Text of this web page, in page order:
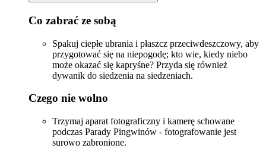
Co zabrać ze sobą
Spakuj ciepłe ubrania i płaszcz przeciwdeszczowy, aby
przygotować się na niepogodę; kto wie, kiedy niebo
może okazać się kapryśne? Przyda się również
dywanik do siedzenia na siedzeniach.
Czego nie wolno
Trzymaj aparat fotograficzny i kamerę schowane
podczas Parady Pingwinów - fotografowanie jest
surowo zabronione.